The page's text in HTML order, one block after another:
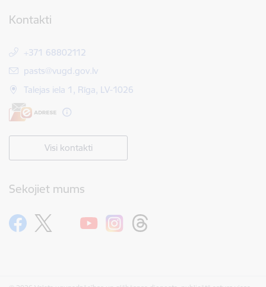
Kontakti
+371 68802112
E-pasts:
pasts@vugd.gov.lv
Talejas iela 1, Rīga, LV-1026
Visi kontakti
Sekojiet mums